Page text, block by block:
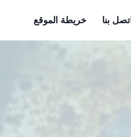
اتصل بنا خريطة الموقع